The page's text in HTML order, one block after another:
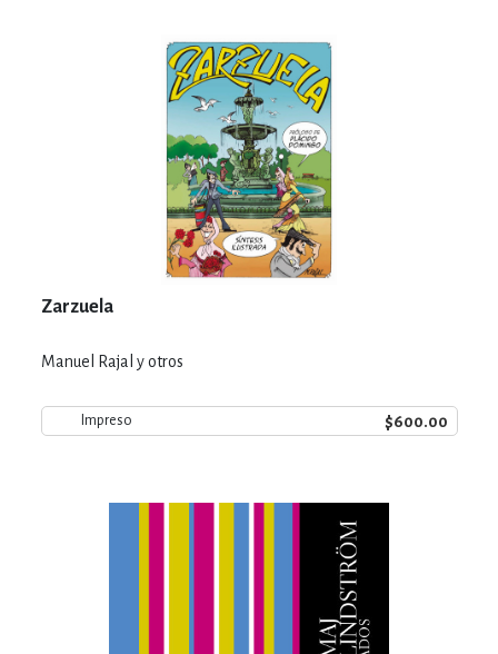
Zarzuela
Manuel Rajal y otros
Impreso $600.00